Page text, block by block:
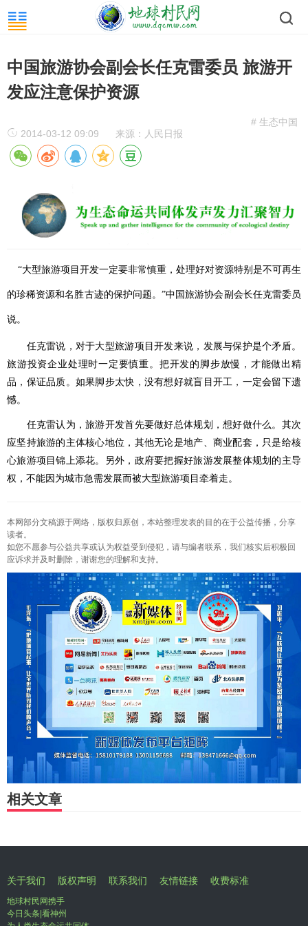
中国旅游协会副会长任克雷委员 旅游开
发应注意保护资源
# 生态中国
2014-03-12 09:09
来源：人民日报
“大型旅游项目开发一定要非常慎重，处理好对资源特别是不可再生
的珍稀资源和名胜古迹的保护问题。”中国旅游协会副会长任克雷委员
说。
任克雷说，对于大型旅游项目开发来说，发展与保护是个矛盾。
旅游投资企业处理时一定要慎重。把开发的脚步放慢，才能做出精
品，保证品质。如果脚步太快，没有想好就盲目开工，一定会留下遗
憾。
任克雷认为，旅游开发首先要做好总体规划，想好做什么。其次
应坚持旅游的主体核心地位，其他无论是地产、商业配套，只是给核
心旅游项目锦上添花。另外，政府要把握好旅游发展整体规划的主导
权，不能因为城市急需发展而被大型旅游项目牵着走。
本网部分文稿源于网络，版权归原创，本站整理发表的目的在于公益传播，分享
读者。
如您不愿参与公益共享或认为权益受到侵犯，请与编者联系，我们核实后积极回
应诉求并及时删除，谢谢您的理解和支持。
相关文章
关于我们 版权声明 联系我们 友情链接 收费标准
地球村民网携手
今日头条|看神州